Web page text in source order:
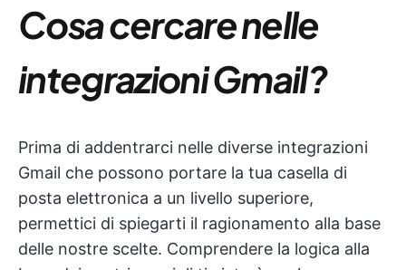
Cosa cercare nelle
integrazioni Gmail?
Prima di addentrarci nelle diverse integrazioni
Gmail che possono portare la tua casella di
posta elettronica a un livello superiore,
permettici di spiegarti il ragionamento alla base
delle nostre scelte. Comprendere la logica alla